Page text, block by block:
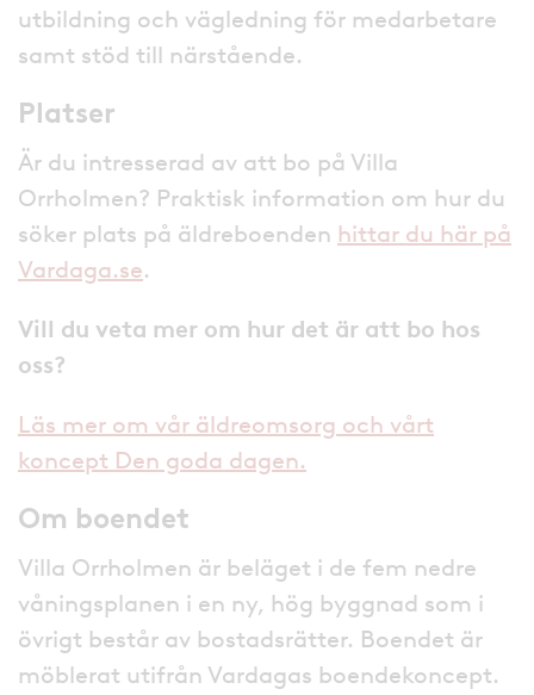
utbildning och vägledning för medarbetare
samt stöd till närstående.
Platser
Är du intresserad av att bo på Villa
Orrholmen? Praktisk information om hur du
söker plats på äldreboenden hittar du här på
Vardaga.se.
Vill du veta mer om hur det är att bo hos
oss?
Läs mer om vår äldreomsorg och vårt
koncept Den goda dagen.
Om boendet
Villa Orrholmen är beläget i de fem nedre
våningsplanen i en ny, hög byggnad som i
övrigt består av bostadsrätter. Boendet är
möblerat utifrån Vardagas boendekoncept.